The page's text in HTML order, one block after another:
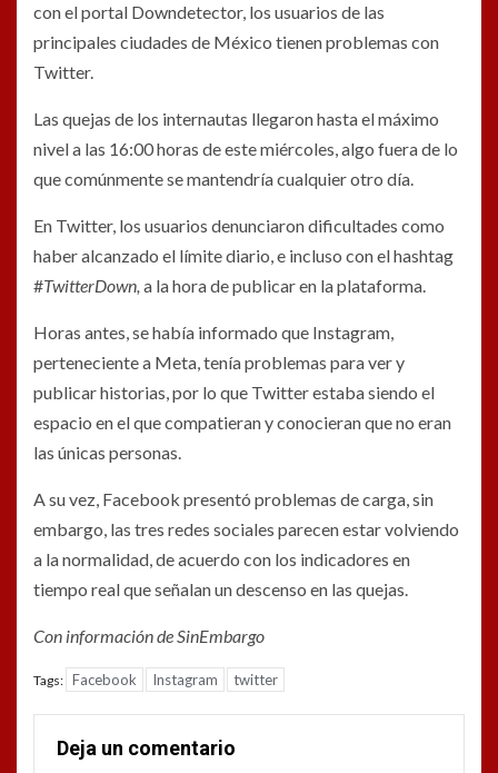
con el portal Downdetector, los usuarios de las
principales ciudades de México tienen problemas con
Twitter.
Las quejas de los internautas llegaron hasta el máximo
nivel a las 16:00 horas de este miércoles, algo fuera de lo
que comúnmente se mantendría cualquier otro día.
En Twitter, los usuarios denunciaron dificultades como
haber alcanzado el límite diario, e incluso con el hashtag
#TwitterDown, a la hora de publicar en la plataforma.
Horas antes, se había informado que Instagram,
perteneciente a Meta, tenía problemas para ver y
publicar historias, por lo que Twitter estaba siendo el
espacio en el que compatieran y conocieran que no eran
las únicas personas.
A su vez, Facebook presentó problemas de carga, sin
embargo, las tres redes sociales parecen estar volviendo
a la normalidad, de acuerdo con los indicadores en
tiempo real que señalan un descenso en las quejas.
Con información de SinEmbargo
Tags: Facebook Instagram twitter
Deja un comentario